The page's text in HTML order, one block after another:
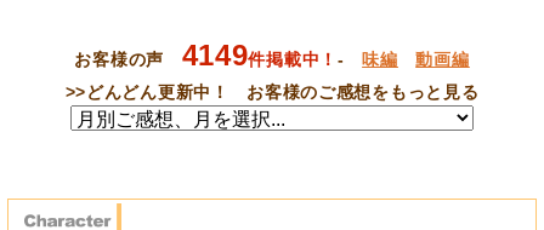
お客様の声 4149件掲載中！ - 味編
動画編
>>どんどん更新中！ お客様のご感想をもっと見る